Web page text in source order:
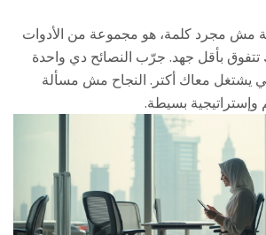
مش مجرد كلمة، هو مجموعة من الأدوات
تتفوق بأقل جهد. جرّب النصائح دي واحدة
يشتغل معاك أكتر. النجاح مش مسألة
بسيطة.